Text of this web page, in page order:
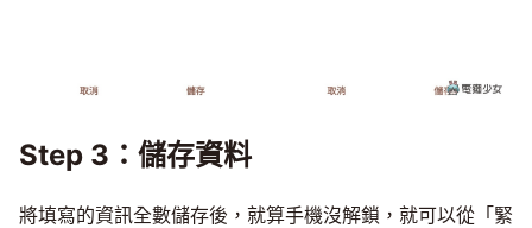
Step 3：儲存資料
將填寫的資訊全數儲存後，就算手機沒解鎖，就可以從「緊